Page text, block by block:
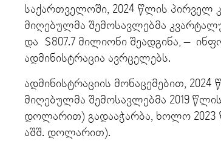
საქართველოში, 2024 წლის პირველ
მიღებულმა შემოსავლებმა
და $807.7 მილიონი შეადგინა, –
ადმინისტრაცია ავრცელებს.
ადმინისტრაციის მონაცემებით,
მიღებულმა შემოსავლებმა 2019
დოლარით) გადააჭარბა, ხოლო 2023
აშშ. დოლარით).